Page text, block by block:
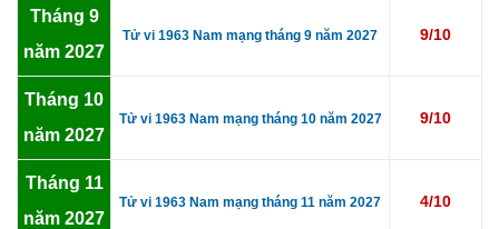
Tháng 9
năm 2027
Tử vi 1963 Nam mạng tháng 9 năm 2027 9/10
Tháng 10
năm 2027
Tử vi 1963 Nam mạng tháng 10 năm 2027 9/10
Tháng 11
năm 2027
Tử vi 1963 Nam mạng tháng 11 năm 2027 4/10